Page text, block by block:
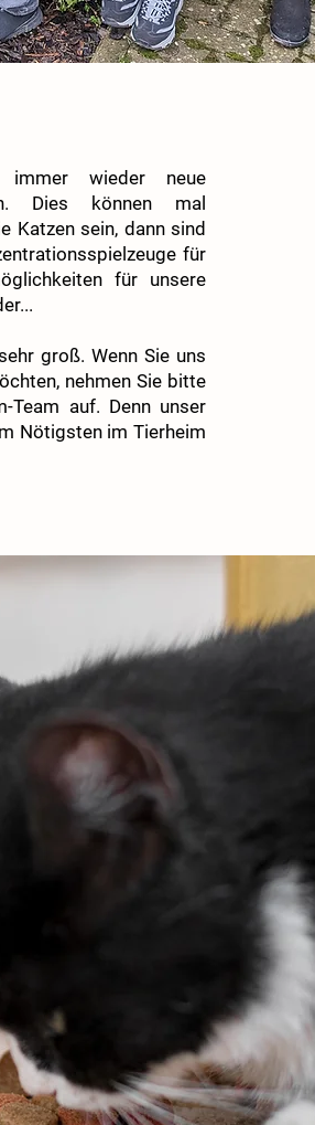
immer wieder neue
Dies können mal
Katzen sein, dann sind
für
für unsere
groß. Wenn Sie uns
nehmen Sie bitte
Team auf. Denn unser
Nötigsten im Tierheim